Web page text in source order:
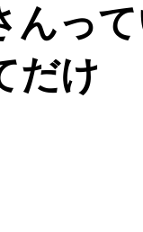
んっ
だけ